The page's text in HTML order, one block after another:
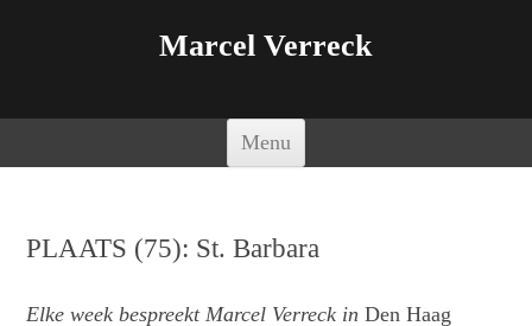
Marcel Verreck
Menu
PLAATS (75): St. Barbara
Elke week bespreekt Marcel Verreck in Den Haag